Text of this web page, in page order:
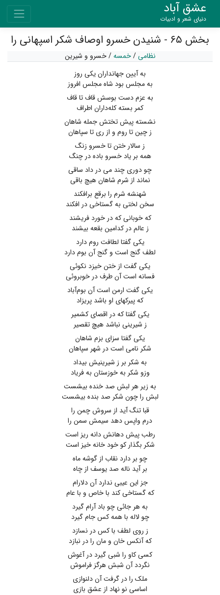
عشق آباد
دنیای شعر و ادبیات
بخش ۶۵ - شنیدن خسرو اوصاف شکر اسپهانی را
نظامی/خمسه /خسرو و شیرین
به آیین جهانداران یکی روز
به مجلس بود شاه مجلس افروز
به عزم دست بوسش قاف تا قاف
کمر بسته کله‌داران اطراف
نشسته پیش تختش جمله شاهان
ز چین تا روم و از ری تا سپاهان
ز سالار ختن تا خسرو زنگ
همه بر یاد خسرو باده در چنگ
چو دوری چند می در داد ساقی
نماند از شرم شاهان هیچ باقی
شهنشه شرم را برقع برافکند
سخن لختی به گستاخی در افکند
که خوبانی که در خورد فریشند
ز عالم در کدامین بقعه بیشند
یکی گفتا لطافت روم دارد
لطف گنج است و گنج آن بوم دارد
یکی گفت از ختن خیزد نکوئی
فسانه است آن طرف در خوبروئی
یکی گفت ارمن است آن بوم‌آباد
که پیرکهای او باشد پریزاد
یکی گفتا که در اقصای کشمیر
ز شیرینی نباشد هیچ تقصیر
یکی گفتا سزای بزم شاهان
شکر نامی است در شهر سپاهان
به شکر بر ز شیرینیش بیداد
وزو شکر به خوزستان به فریاد
به زیر هر لبش صد خنده بیشست
لبش را چون شکر صد بنده بیشست
قبا تنگ آید از سروش چمن را
درم واپس دهد سیمش سمن را
رطب پیش دهانش دانه ریز است
شکر بگذار کو خود خانه خیز است
چو بر دارد نقاب از گوشه ماه
بر آید ناله صد یوسف از چاه
جز این عیبی ندارد آن دلارام
که گستاخی کند با خاص و با عام
به هر جائی چو باد آرام گیرد
چو لاله با همه کس جام گیرد
ز روی لطف با کس در نسازد
که آنکس خان و مان را در نبازد
کسی کاو را شبی گیرد در آغوش
نگردد آن شبش هرگز فراموش
ملک را در گرفت آن دلنوازی
اساسی نو نهاد از عشق بازی